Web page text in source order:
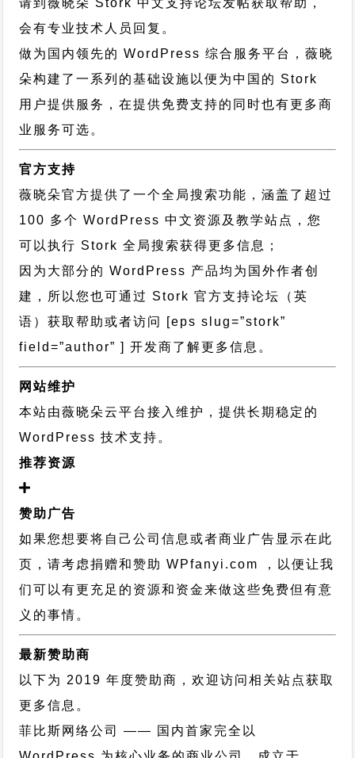
请到薇晓朵 Stork 中文支持论坛发帖获取帮助，
会有专业技术人员回复。
做为国内领先的 WordPress 综合服务平台，薇晓
朵构建了一系列的基础设施以便为中国的 Stork
用户提供服务，在提供免费支持的同时也有更多商
业服务可选。
官方支持
薇晓朵官方提供了一个全局搜索功能，涵盖了超过
100 多个 WordPress 中文资源及教学站点，您
可以执行 Stork 全局搜索获得更多信息；
因为大部分的 WordPress 产品均为国外作者创
建，所以您也可通过 Stork 官方支持论坛
（英
语）获取帮助或者访问 [eps slug=”stork”
field=”author” ] 开发商了解更多信息。
网站维护
本站由薇晓朵云平台接入维护，提供长期稳定的
WordPress 技术支持 。
推荐资源
赞助广告
如果您想要将自己公司信息或者商业广告显示在此
页，请考虑捐赠和赞助 WPfanyi.com ，以便让我
们可以有更充足的资源和资金来做这些免费但有意
义的事情。
最新赞助商
以下为 2019 年度赞助商，欢迎访问相关站点获取
更多信息。
菲比斯网络公司
—— 国内首家完全以